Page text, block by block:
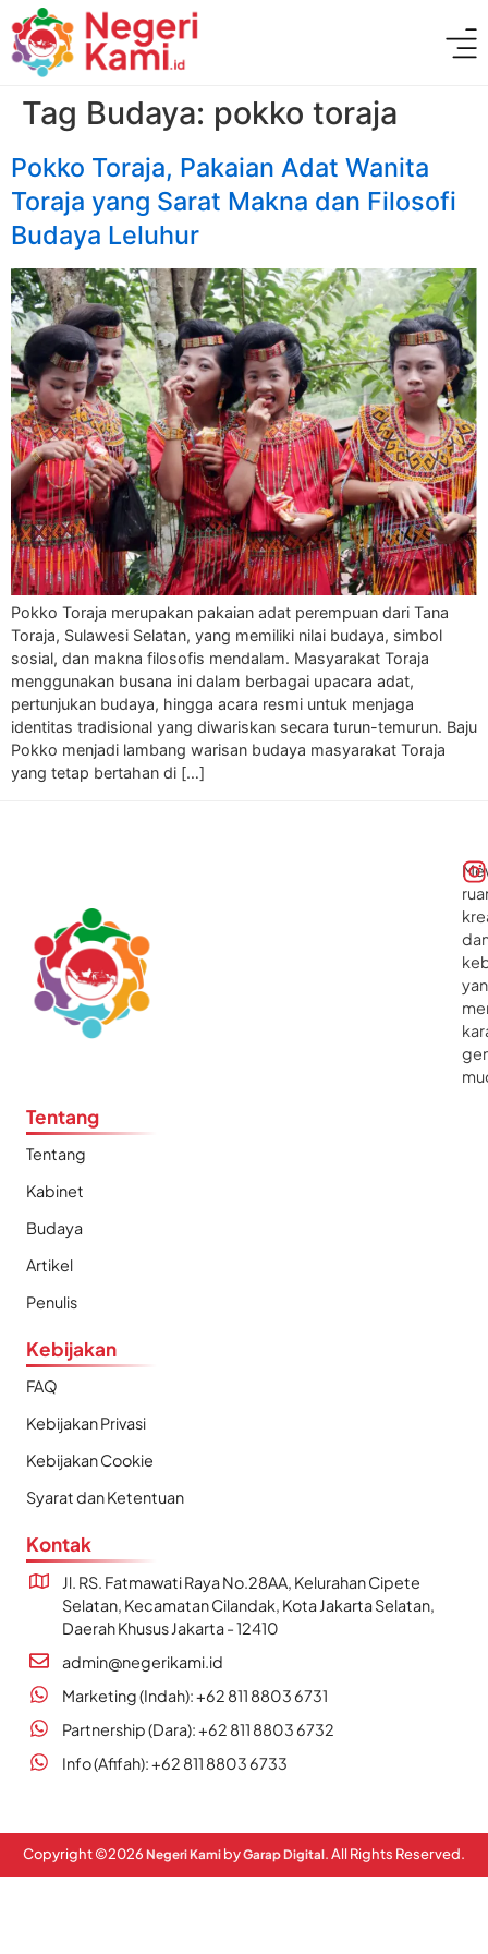
Tag Budaya: pokko toraja
Pokko Toraja, Pakaian Adat Wanita
Toraja yang Sarat Makna dan Filosofi
Budaya Leluhur
Pokko Toraja merupakan pakaian adat perempuan dari Tana
Toraja, Sulawesi Selatan, yang memiliki nilai budaya, simbol
sosial, dan makna filosofis mendalam. Masyarakat Toraja
menggunakan busana ini dalam berbagai upacara adat,
pertunjukan budaya, hingga acara resmi untuk menjaga
identitas tradisional yang diwariskan secara turun-temurun. Baju
Pokko menjadi lambang warisan budaya masyarakat Toraja
yang tetap bertahan di […]
Tentang
Tentang
Kabinet
Budaya
Artikel
Penulis
Kebijakan
FAQ
Kebijakan Privasi
Kebijakan Cookie
Syarat dan Ketentuan
Kontak
Jl. RS. Fatmawati Raya No.28AA, Kelurahan Cipete
Selatan, Kecamatan Cilandak, Kota Jakarta Selatan,
Daerah Khusus Jakarta - 12410
admin@negerikami.id
Marketing (Indah): +62 811 8803 6731
Partnership (Dara): +62 811 8803 6732
Info (Afifah): +62 811 8803 6733
Copyright ©2026 Negeri Kami byGarap Digital. All Rights Reserved.